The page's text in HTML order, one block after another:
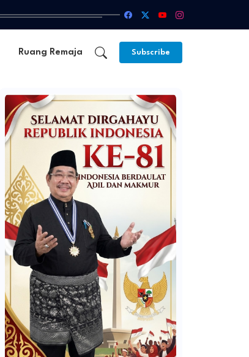
Ruang Remaja Warta Pendidikan
Subscribe